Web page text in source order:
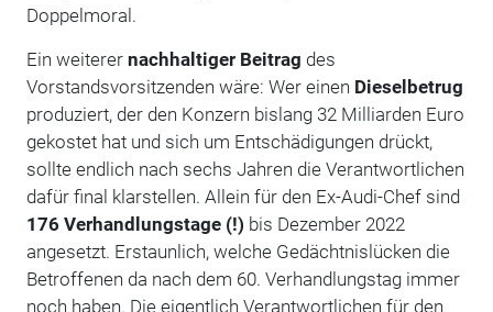
Doppelmoral.
Ein weiterer nachhaltiger Beitrag des
Vorstandsvorsitzenden wäre: Wer einen Dieselbetrug
produziert, der den Konzern bislang 32 Milliarden Euro
gekostet hat und sich um Entschädigungen drückt,
sollte endlich nach sechs Jahren die Verantwortlichen
dafür final klarstellen. Allein für den Ex-Audi-Chef sind
176 Verhandlungstage (!) bis Dezember 2022
angesetzt. Erstaunlich, welche Gedächtnislücken die
Betroffenen da nach dem 60. Verhandlungstag immer
noch haben. Die eigentlich Verantwortlichen für den